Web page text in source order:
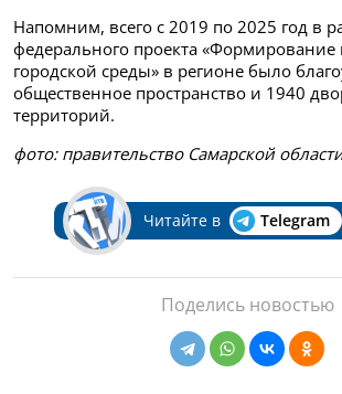
Напомним, всего с 2019 по 2025 год в
федерального проекта
городской среды» в регионе было
общественное пространство и 1940
территорий.
фото: правительство Самарской
Читайте в Telegram
Поделись новостью